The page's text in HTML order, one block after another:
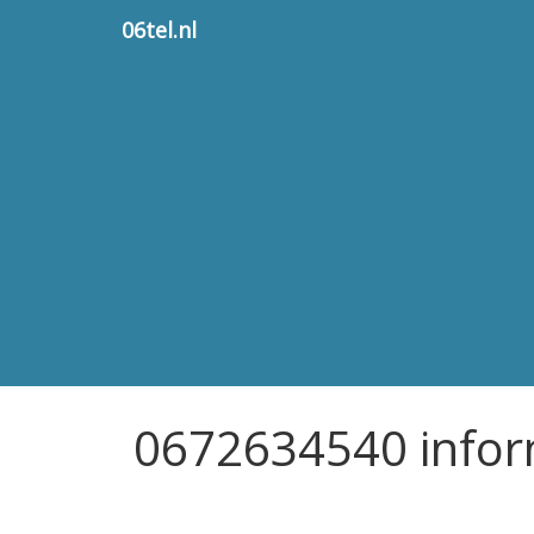
06tel.nl
0672634540